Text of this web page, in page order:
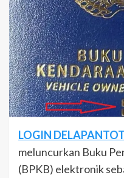
LOGIN
meluncurkan Buku
(BPKB) elektronik